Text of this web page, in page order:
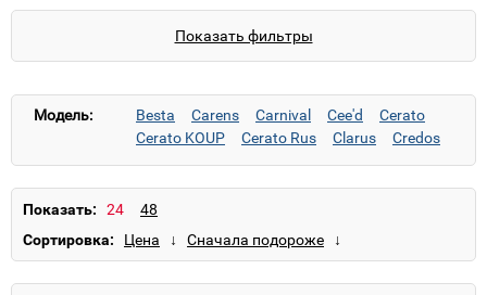
Показать фильтры
Модель: Besta Carens Carnival Cee'd
Cerato
Cerato KOUP
Cerato Rus Clarus
Credos
Picanto
Soul
Spectra Sportage
Показать:
Сортировка: